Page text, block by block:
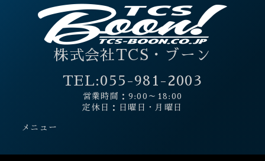
株式会社TCS・ブーン
TEL:055-981-2003
営業時間：9:00～18:00
定休日：日曜日・月曜日
メニュー